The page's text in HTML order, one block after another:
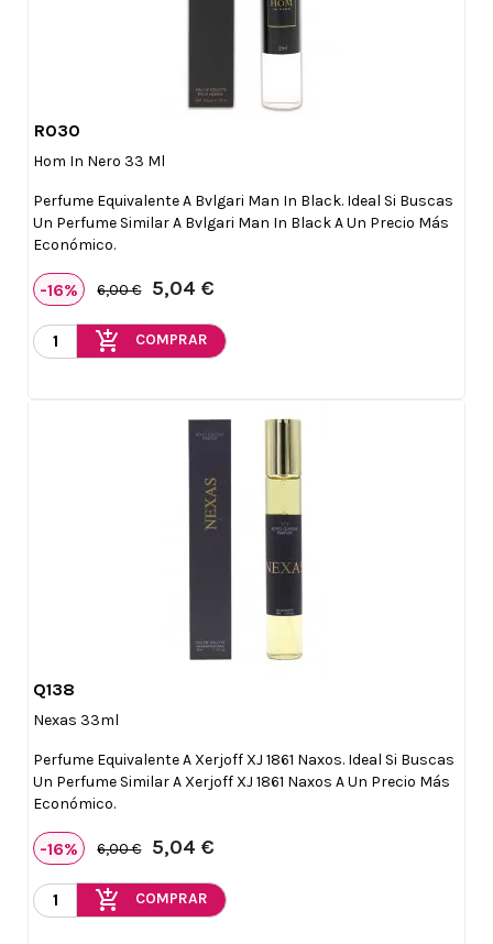
R030
Hom In Nero 33 Ml
Perfume Equivalente A Bvlgari Man In Black. Ideal Si Buscas
Un Perfume Similar A Bvlgari Man In Black A Un Precio Más
Económico.
-16% 6,00 € 5,04 €
add_shopping_cart COMPRAR
Q138
Nexas 33ml
Perfume Equivalente A Xerjoff XJ 1861 Naxos. Ideal Si Buscas
Un Perfume Similar A Xerjoff XJ 1861 Naxos A Un Precio Más
Económico.
-16% 6,00 € 5,04 €
add_shopping_cart COMPRAR